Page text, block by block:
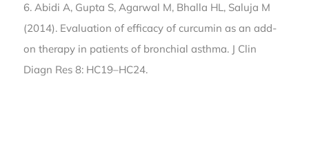
6. Abidi A, Gupta S, Agarwal M, Bhalla HL, Saluja M
(2014). Evaluation of efficacy of curcumin as an add-
on therapy in patients of bronchial asthma. J Clin
Diagn Res 8: HC19–HC24.